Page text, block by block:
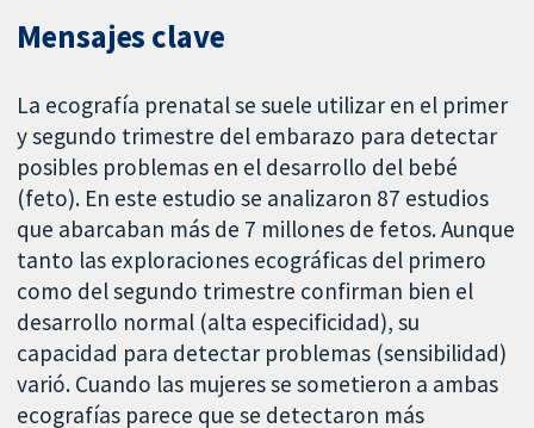
Mensajes clave
La ecografía prenatal se suele utilizar en el primer
y segundo trimestre del embarazo para detectar
posibles problemas en el desarrollo del bebé
(feto). En este estudio se analizaron 87 estudios
que abarcaban más de 7 millones de fetos. Aunque
tanto las exploraciones ecográficas del primero
como del segundo trimestre confirman bien el
desarrollo normal (alta especificidad), su
capacidad para detectar problemas (sensibilidad)
varió. Cuando las mujeres se sometieron a ambas
ecografías parece que se detectaron más